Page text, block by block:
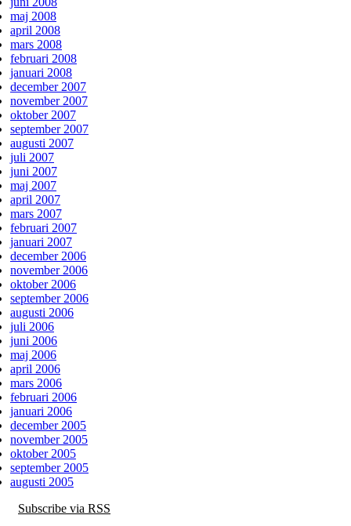
maj 2008
april 2008
mars 2008
februari 2008
januari 2008
december 2007
november 2007
oktober 2007
september 2007
augusti 2007
juli 2007
juni 2007
maj 2007
april 2007
mars 2007
februari 2007
januari 2007
december 2006
november 2006
oktober 2006
september 2006
augusti 2006
juli 2006
juni 2006
maj 2006
april 2006
mars 2006
februari 2006
januari 2006
december 2005
november 2005
oktober 2005
september 2005
augusti 2005
Subscribe via RSS